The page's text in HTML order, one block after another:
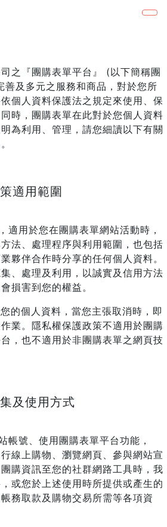
之『團購表單平台』 (以下簡稱團
善及多元之服務和商品，對於您所
個人資料保護法之規定來使用、保
時，團購表單在此對於您個人資料
為利用、管理，請您細讀以下有關
適用範圍
適用於您在團購表單網站活動時，
法、處理程序與利用範圍，也包括
夥伴合作時分享的任何個人資料。
、處理及利用，以誠實及信用方法
損害到您的權益。
的個人資料，當您主張取消時，即
業。隱私權保護政策不適用於團購
，也不適用於非團購表單之網頁技
及使用方式
帳號、使用團購表單平台功能，
線上購物、瀏覽網頁、參與網站宣
購資訊至您的社群網路工具時，我
或您於上述使用時所提供或產生的
務取款及購物交易所需等各項資